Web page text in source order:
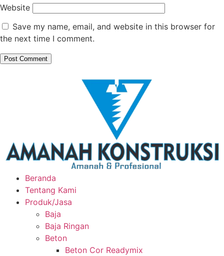
Website
Save my name, email, and website in this browser for
the next time I comment.
Beranda
Tentang Kami
Produk/Jasa
Baja
Baja Ringan
Beton
Beton Cor Readymix